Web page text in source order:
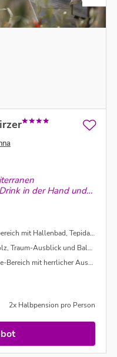
in der Hand und
nur schön ist. Es ist
der man im
begegnet.
finnischer Sauna und Infrarotsauna
Traum-Ausblick und Balkon
Aussicht über das Meraner Land
2x Halbpension pro Person